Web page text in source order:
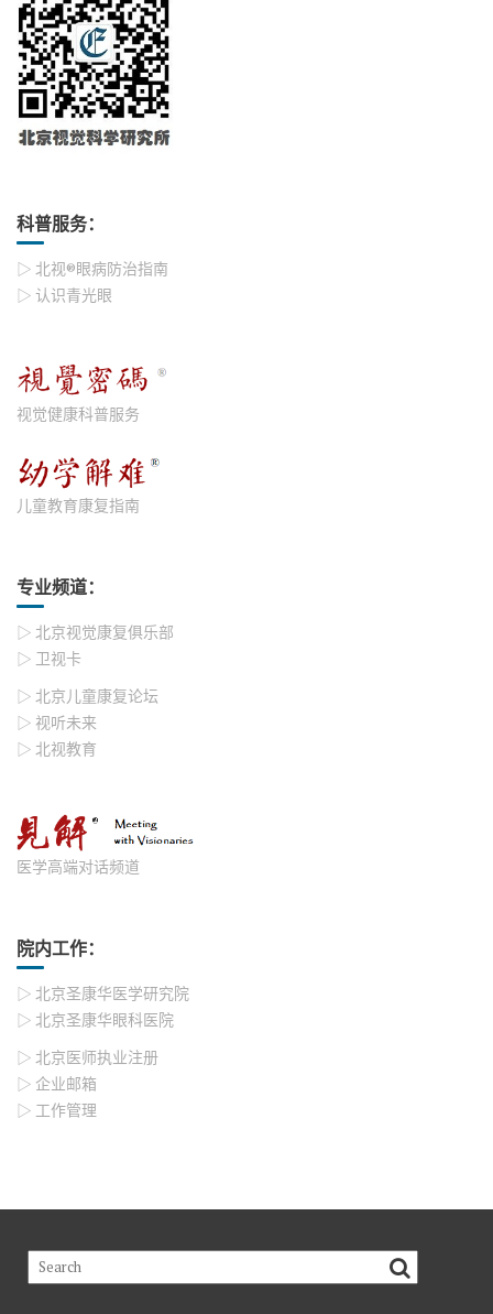
科普服务：
▷ 北视®眼病防治指南
▷ 认识青光眼
视觉健康科普服务
儿童教育康复指南
专业频道：
▷ 北京视觉康复俱乐部
▷ 卫视卡
▷ 北京儿童康复论坛
▷ 视听未来
▷ 北视教育
医学高端对话频道
院内工作：
▷ 北京圣康华医学研究院
▷ 北京圣康华眼科医院
▷ 北京医师执业注册
▷ 企业邮箱
▷ 工作管理